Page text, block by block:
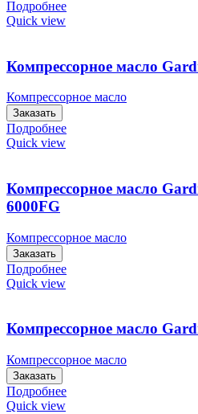
Подробнее
Quick view
Компрессорное масло
Компрессорное масло
Заказать
Подробнее
Quick view
Компрессорное масло
6000FG
Компрессорное масло
Заказать
Подробнее
Quick view
Компрессорное масло
Компрессорное масло
Заказать
Подробнее
Quick view